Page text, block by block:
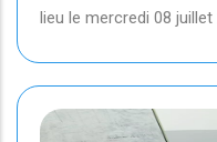
lieu le mercredi 08 juillet